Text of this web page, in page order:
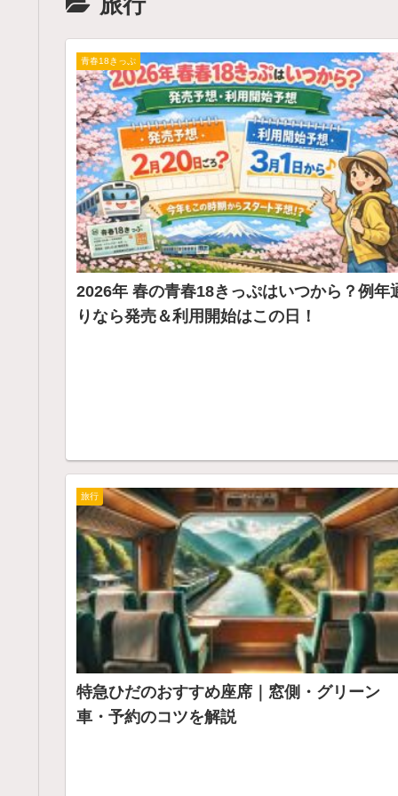
青春18きっぷ
2026年 春の青春18きっぷはいつから？例年
りなら発売＆利用開始はこの日！
旅行
特急ひだのおすすめ座席｜窓側・グリーン
車・予約のコツを解説